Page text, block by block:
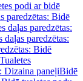
podi ar bidē
paredzētas: Bidē
daļas paredzētas:
daļas paredzētas:
Bidē
Dizaina paneļiBidē